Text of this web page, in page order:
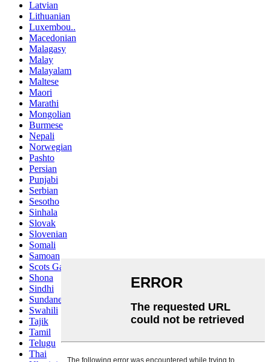
Latvian
Lithuanian
Luxembou..
Macedonian
Malagasy
Malay
Malayalam
Maltese
Maori
Marathi
Mongolian
Burmese
Nepali
Norwegian
Pashto
Persian
Punjabi
Serbian
Sesotho
Sinhala
Slovak
Slovenian
Somali
Samoan
Scots Gaelic
Shona
Sindhi
Sundanese
Swahili
Tajik
Tamil
Telugu
Thai